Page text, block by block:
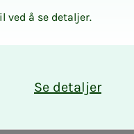
ved å se detaljer.
Se detaljer